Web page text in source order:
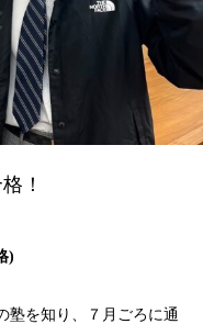
！
)
塾を知り、７月ごろに通